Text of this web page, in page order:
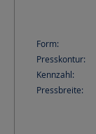
Form:
Presskontur:
Kennzahl:
Pressbreite: